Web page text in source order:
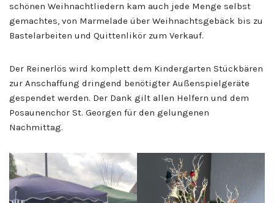
schönen Weihnachtliedern kam auch jede Menge selbst
gemachtes, von Marmelade über Weihnachtsgebäck bis zu
Bastelarbeiten und Quittenlikör zum Verkauf.
Der Reinerlös wird komplett dem Kindergarten Stückbären
zur Anschaffung dringend benötigter Außenspielgeräte
gespendet werden. Der Dank gilt allen Helfern und dem
Posaunenchor St. Georgen für den gelungenen
Nachmittag.